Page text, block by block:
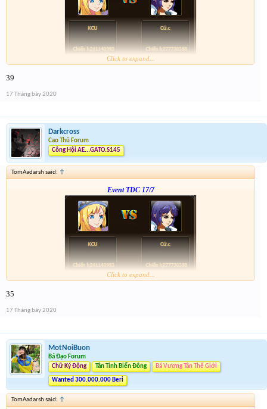
Click to expand...
39
17 Tháng bảy 2020
Darkcross
Cao Thủ Forum
Công Hội AE...GATO.S145
TomAadarsh said: ↑
Event TDC 17/7
Click to expand...
35
17 Tháng bảy 2020
MotNoiBuon
Bá Đạo Forum
Chữ Ký Động
Tân Tinh Biển Đông Bá Vương Tân Thế Giới
Wanted 300.000.000 Beri
TomAadarsh said: ↑